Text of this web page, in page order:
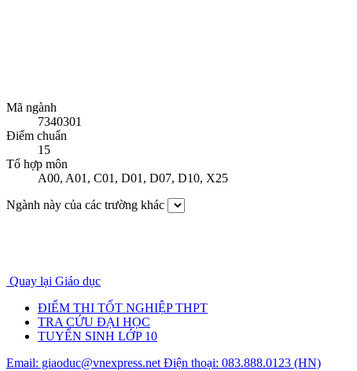
Mã ngành
7340301
Điểm chuẩn
15
Tổ hợp môn
A00, A01, C01, D01, D07, D10, X25
Ngành này của các trường khác
Quay lại Giáo dục
ĐIỂM THI TỐT NGHIỆP THPT
TRA CỨU ĐẠI HỌC
TUYỂN SINH LỚP 10
Email: giaoduc@vnexpress.netĐiện thoại: 083.888.0123 (HN)